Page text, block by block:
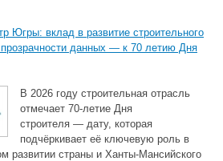
Югры: вклад в развитие строительного
данных — к 70 летию Дня
В 2026 году строительная отрасль
отмечает 70‑летие Дня
строителя — дату, которая
подчёркивает её ключевую роль в
развитии страны и Ханты‑Мансийского